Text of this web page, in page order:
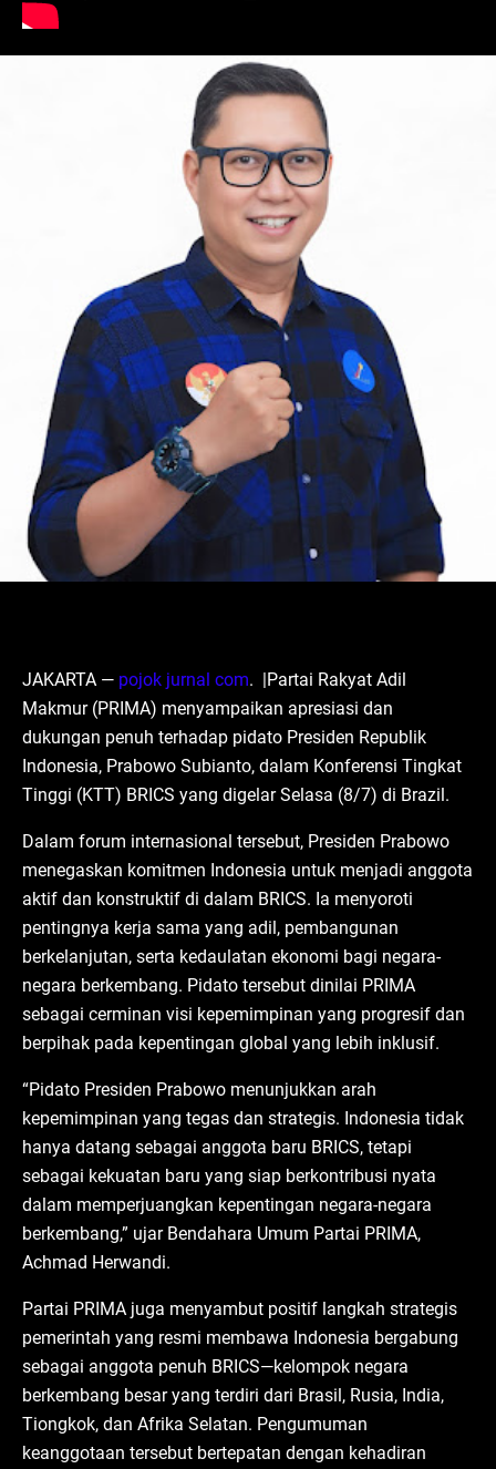
JAKARTA — pojok jurnal com. |Partai Rakyat Adil
Makmur (PRIMA) menyampaikan apresiasi dan
dukungan penuh terhadap pidato Presiden Republik
Indonesia, Prabowo Subianto, dalam Konferensi Tingkat
Tinggi (KTT) BRICS yang digelar Selasa (8/7) di Brazil.
Dalam forum internasional tersebut, Presiden Prabowo
menegaskan komitmen Indonesia untuk menjadi anggota
aktif dan konstruktif di dalam BRICS. Ia menyoroti
pentingnya kerja sama yang adil, pembangunan
berkelanjutan, serta kedaulatan ekonomi bagi negara-
negara berkembang. Pidato tersebut dinilai PRIMA
sebagai cerminan visi kepemimpinan yang progresif dan
berpihak pada kepentingan global yang lebih inklusif.
“Pidato Presiden Prabowo menunjukkan arah
kepemimpinan yang tegas dan strategis. Indonesia tidak
hanya datang sebagai anggota baru BRICS, tetapi
sebagai kekuatan baru yang siap berkontribusi nyata
dalam memperjuangkan kepentingan negara-negara
berkembang,” ujar Bendahara Umum Partai PRIMA,
Achmad Herwandi.
Partai PRIMA juga menyambut positif langkah strategis
pemerintah yang resmi membawa Indonesia bergabung
sebagai anggota penuh BRICS—kelompok negara
berkembang besar yang terdiri dari Brasil, Rusia, India,
Tiongkok, dan Afrika Selatan. Pengumuman
keanggotaan tersebut bertepatan dengan kehadiran